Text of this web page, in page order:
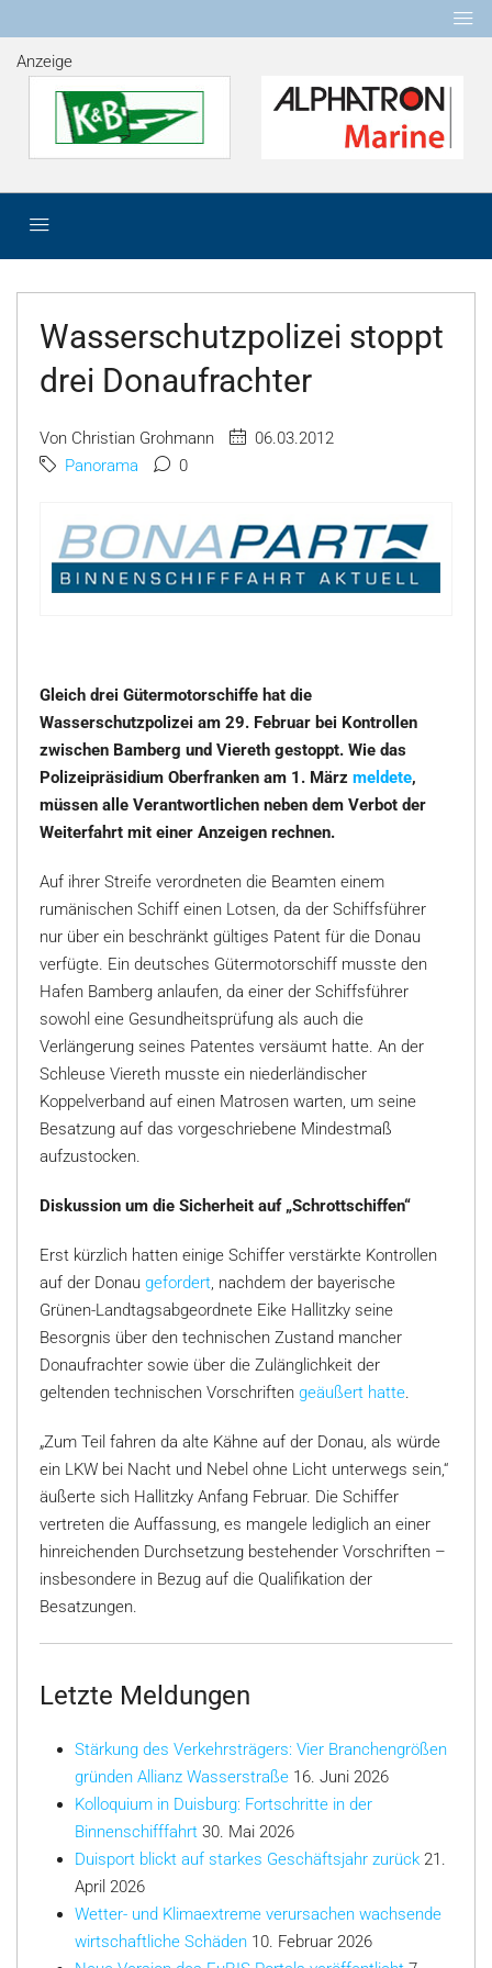
Anzeige
Wasserschutzpolizei stoppt
drei Donaufrachter
Von Christian Grohmann
06.03.2012
Panorama
0
Gleich drei Gütermotorschiffe hat die
Wasserschutzpolizei am 29. Februar bei Kontrollen
zwischen Bamberg und Viereth gestoppt. Wie das
Polizeipräsidium Oberfranken am 1. März meldete,
müssen alle Verantwortlichen neben dem Verbot der
Weiterfahrt mit einer Anzeigen rechnen.
Auf ihrer Streife verordneten die Beamten einem
rumänischen Schiff einen Lotsen, da der Schiffsführer
nur über ein beschränkt gültiges Patent für die Donau
verfügte. Ein deutsches Gütermotorschiff musste den
Hafen Bamberg anlaufen, da einer der Schiffsführer
sowohl eine Gesundheitsprüfung als auch die
Verlängerung seines Patentes versäumt hatte. An der
Schleuse Viereth musste ein niederländischer
Koppelverband auf einen Matrosen warten, um seine
Besatzung auf das vorgeschriebene Mindestmaß
aufzustocken.
Diskussion um die Sicherheit auf „Schrottschiffen“
Erst kürzlich hatten einige Schiffer verstärkte Kontrollen
auf der Donau gefordert, nachdem der bayerische
Grünen-Landtagsabgeordnete Eike Hallitzky seine
Besorgnis über den technischen Zustand mancher
Donaufrachter sowie über die Zulänglichkeit der
geltenden technischen Vorschriften geäußert hatte.
„Zum Teil fahren da alte Kähne auf der Donau, als würde
ein LKW bei Nacht und Nebel ohne Licht unterwegs sein,“
äußerte sich Hallitzky Anfang Februar. Die Schiffer
vertreten die Auffassung, es mangele lediglich an einer
hinreichenden Durchsetzung bestehender Vorschriften –
insbesondere in Bezug auf die Qualifikation der
Besatzungen.
Letzte Meldungen
Stärkung des Verkehrsträgers: Vier Branchengrößen
gründen Allianz Wasserstraße 16. Juni 2026
Kolloquium in Duisburg: Fortschritte in der
Binnenschifffahrt 30. Mai 2026
Duisport blickt auf starkes Geschäftsjahr zurück 21.
April 2026
Wetter- und Klimaextreme verursachen wachsende
wirtschaftliche Schäden 10. Februar 2026